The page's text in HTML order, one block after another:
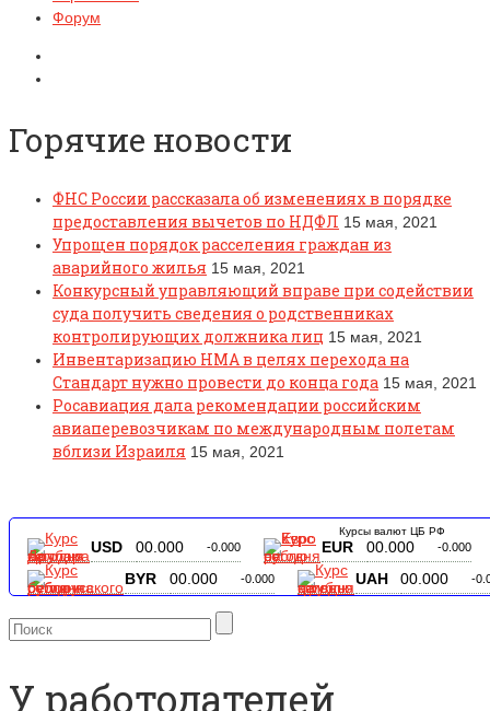
Форум
Горячие новости
ФНС России рассказала об изменениях в порядке
предоставления вычетов по НДФЛ 15 мая, 2021
Упрощен порядок расселения граждан из
аварийного жилья 15 мая, 2021
Конкурсный управляющий вправе при содействии
суда получить сведения о родственниках
контролирующих должника лиц 15 мая, 2021
Инвентаризацию НМА в целях перехода на
Стандарт нужно провести до конца года 15 мая, 2021
Росавиация дала рекомендации российским
авиаперевозчикам по международным полетам
вблизи Израиля 15 мая, 2021
Курсы валют ЦБ РФ
USD 00.000 -0.000 EUR 00.000 -0.000
BYR 00.000 -0.000 UAH 00.000 -
У работодателей